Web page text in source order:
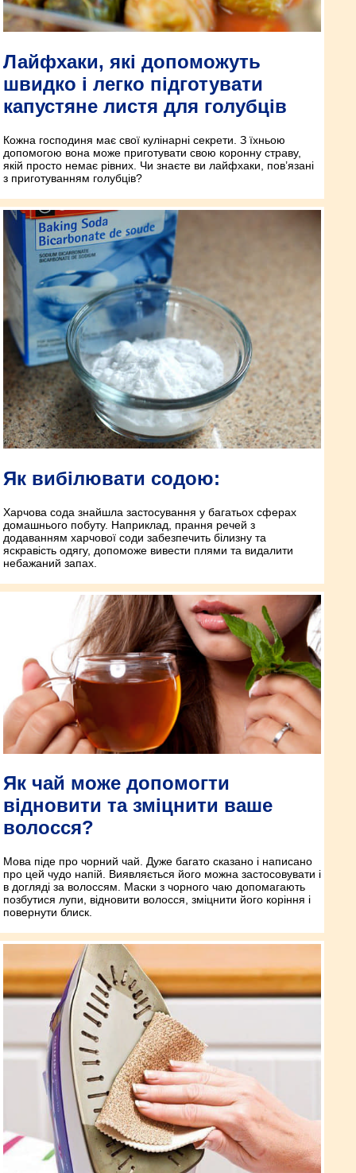
Лайфхаки, які допоможуть
швидко і легко підготувати
капустяне листя для голубців
Кожна господиня має свої кулінарні секрети. З їхньою
допомогою вона може приготувати свою коронну страву,
якій просто немає рівних. Чи знаєте ви лайфхаки, пов’язані
з приготуванням голубців?
Як вибілювати содою:
Харчова сода знайшла застосування у багатьох сферах
домашнього побуту. Наприклад, прання речей з
додаванням харчової соди забезпечить білизну та
яскравість одягу, допоможе вивести плями та видалити
небажаний запах.
Як чай може допомогти
відновити та зміцнити ваше
волосся?
Мова піде про чорний чай. Дуже багато сказано і написано
про цей чудо напій. Виявляється його можна застосовувати і
в догляді за волоссям. Маски з чорного чаю допомагають
позбутися лупи, відновити волосся, зміцнити його коріння і
повернути блиск.